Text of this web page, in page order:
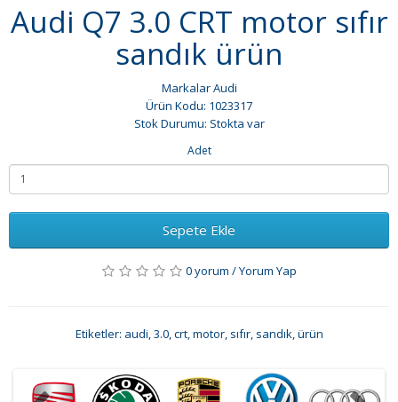
Audi Q7 3.0 CRT motor sıfır
sandık ürün
MarkalarAudi
Ürün Kodu: 1023317
Stok Durumu: Stokta var
Adet
Sepete Ekle
0 yorum /Yorum Yap
Etiketler: audi,3.0,crt,motor, sıfır, sandık,ürün